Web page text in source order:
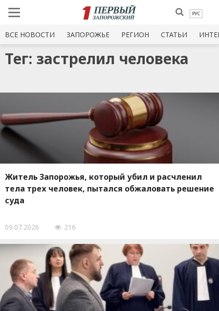
РУС
ВСЕ НОВОСТИ ЗАПОРОЖЬЕ РЕГИОН СТАТЬИ
Тег: застрелил человека
Житель Запорожья, который убил и расчленил
тела трех человек, пытался обжаловать решение
суда
09.07.2026 216